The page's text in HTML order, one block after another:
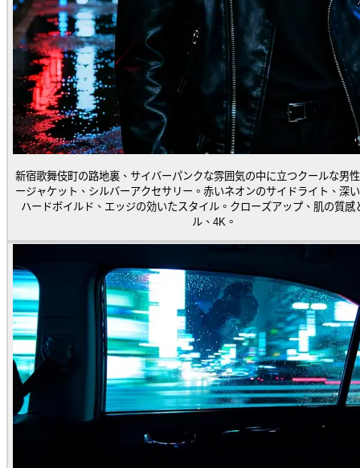
新宿歌舞伎町の路地裏、サイバーパンクな雰囲気の中に立つクールな男
ージャケット、シルバーアクセサリー。赤いネオンのサイドライト、深
ハードボイルド、エッジの効いたスタイル。クローズアップ、肌の質感
ル、4K。